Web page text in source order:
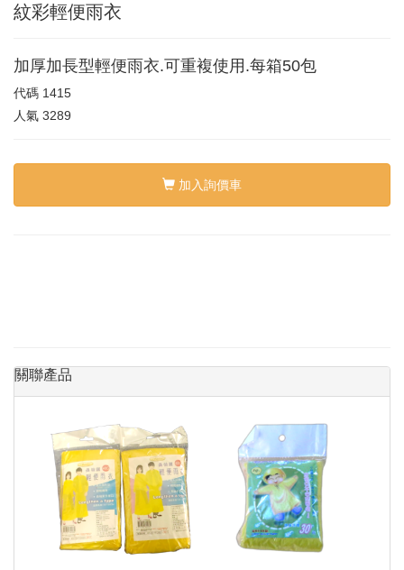
紋彩輕便雨衣
加厚加長型輕便雨衣.可重複使用.每箱50包
代碼 1415
人氣 3289
加入詢價車
關聯產品